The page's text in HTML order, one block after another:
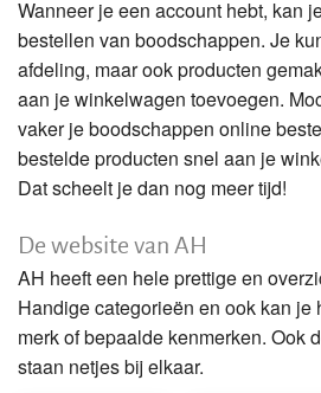
Wanneer je een account hebt, kan
bestellen van boodschappen. Je
afdeling, maar ook producten
aan je winkelwagen toevoegen.
vaker je boodschappen online
bestelde producten snel aan je
Dat scheelt je dan nog meer tijd!
De website van AH
AH heeft een hele prettige en
Handige categorieën en ook kan je
merk of bepaalde kenmerken. Ook
staan netjes bij elkaar.